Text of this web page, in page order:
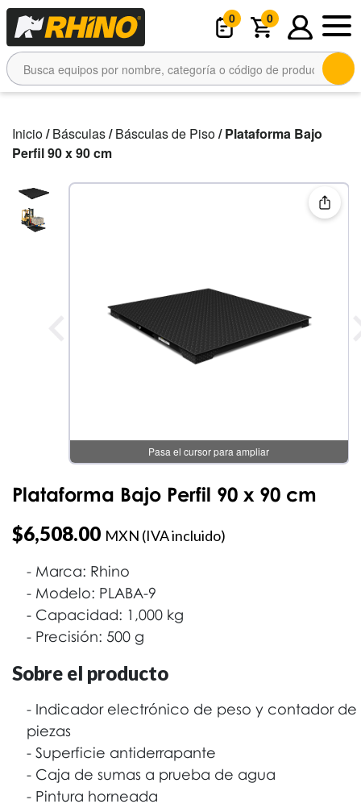
0 0
Inicio/Básculas/Básculas de Piso/ Plataforma Bajo
Perfil 90 x 90 cm
Pasa el cursor para ampliar
Plataforma Bajo Perfil 90 x 90 cm
$6,508.00 MXN (IVA incluido)
Marca: Rhino
Modelo: PLABA-9
Capacidad: 1,000 kg
Precisión: 500 g
Sobre el producto
Indicador electrónico de peso y contador de
piezas
Superficie antiderrapante
Caja de sumas a prueba de agua
Pintura horneada